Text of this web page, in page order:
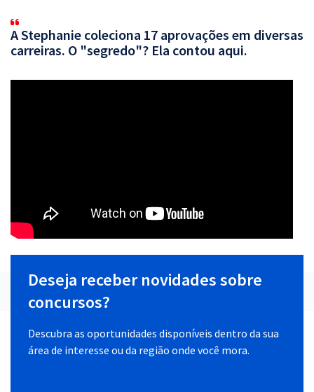
A Stephanie coleciona 17 aprovações em diversas
carreiras. O "segredo"? Ela contou aqui.
Deseja receber novidades sobre
concursos?
Descubra as oportunidades disponíveis dentro da sua
área de interesse ou da região onde você mora.